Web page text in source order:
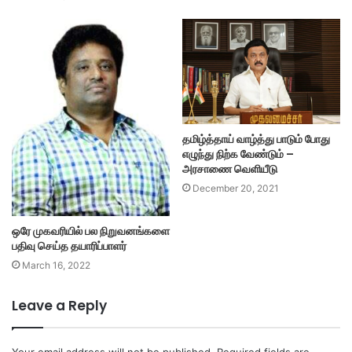
ஒரே முகவரியில் பல நிறுவனங்களை
பதிவு செய்த தயாரிப்பாளர்
March 16, 2022
தமிழ்த்தாய் வாழ்த்து பாடும் போது
எழுந்து நிற்க வேண்டும் –
அரசாணை வெளியீடு
December 20, 2021
Leave a Reply